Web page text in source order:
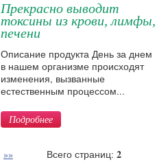
Прекрасно выводит
токсины из крови, лимфы,
печени
Описание продукта День за днем
в нашем организме происходят
изменения, вызванные
естественным процессом...
Подробнее
»» Всего страниц: 2